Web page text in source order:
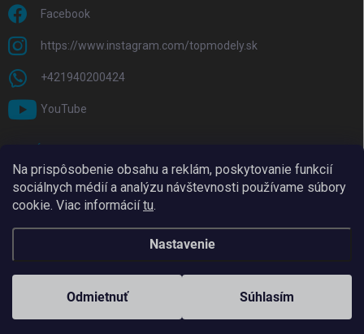
Na prispôsobenie obsahu a reklám, poskytovanie funkcií
sociálnych médií a analýzu návštevnosti používame súbory
cookie. Viac informáciítu.
Nastavenie
Odmietnuť Súhlasím
Facebook
https://www.instagram.com/topmodely.sk
+421940200424
YouTube
Vytvoril Shoptet
Copyright 2026TopModely. Všetky práva vyhradené.Upraviť nastavenie